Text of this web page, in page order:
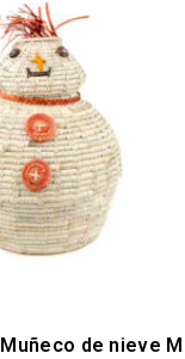
Muñeco de nieve M